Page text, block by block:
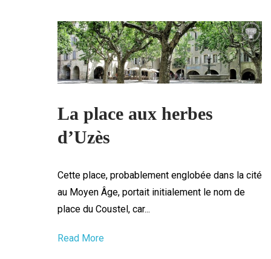
La place aux herbes
d’Uzès
Cette place, probablement englobée dans la cité
au Moyen Âge, portait initialement le nom de
place du Coustel, car...
Read More